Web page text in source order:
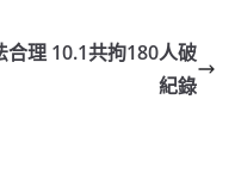
理 10.1共拘180人破
紀錄